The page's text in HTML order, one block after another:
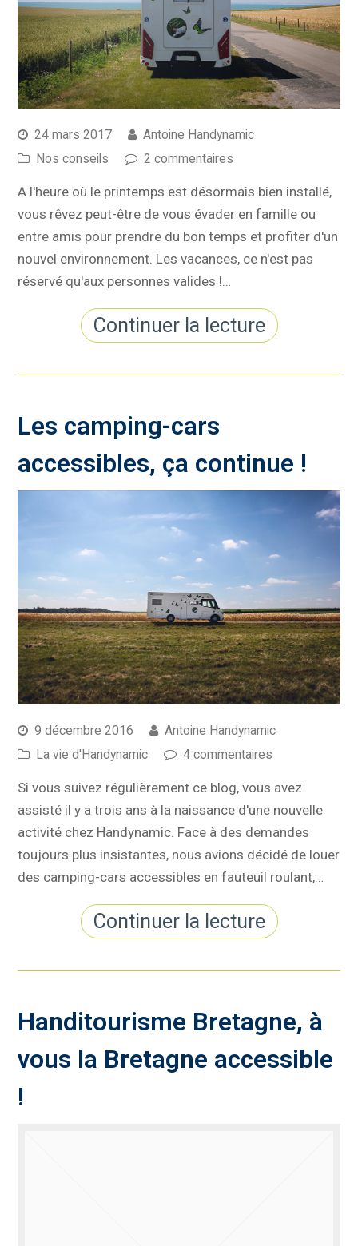
24 mars 2017
Antoine Handynamic
Nos conseils
2 commentaires
A l'heure où le printemps est désormais bien installé,
vous rêvez peut-être de vous évader en famille ou
entre amis pour prendre du bon temps et profiter d'un
nouvel environnement. Les vacances, ce n'est pas
réservé qu'aux personnes valides !…
Continuer la lecture
Les camping-cars
accessibles, ça continue !
9 décembre 2016
Antoine Handynamic
La vie d'Handynamic
4 commentaires
Si vous suivez régulièrement ce blog, vous avez
assisté il y a trois ans à la naissance d'une nouvelle
activité chez Handynamic. Face à des demandes
toujours plus insistantes, nous avions décidé de louer
des camping-cars accessibles en fauteuil roulant,…
Continuer la lecture
Handitourisme Bretagne, à
vous la Bretagne accessible
!